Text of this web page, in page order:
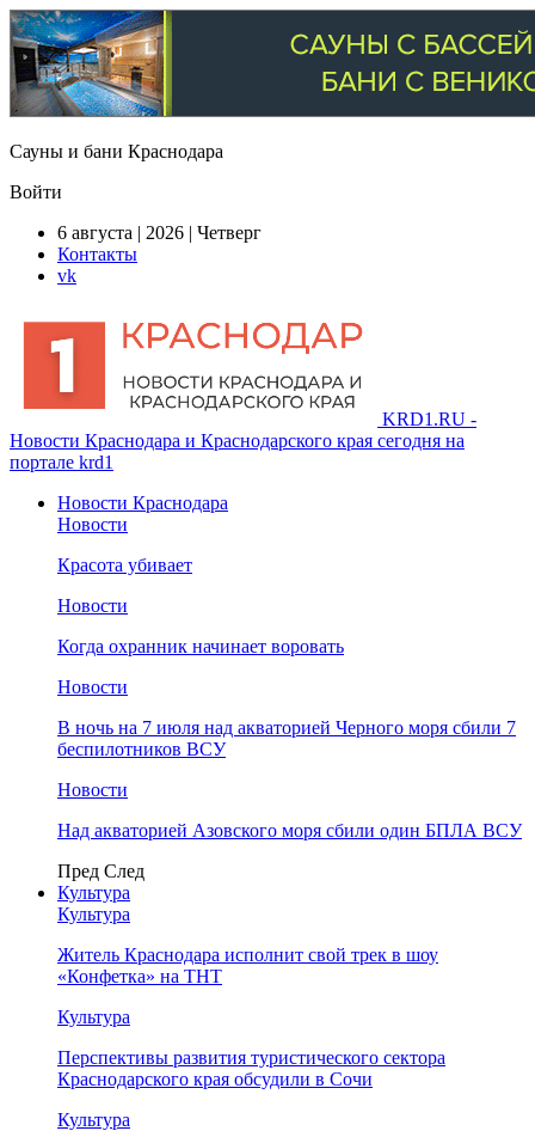
Сауны и бани Краснодара
Войти
6 августа | 2026 | Четверг
Контакты
vk
KRD1.RU -
Новости Краснодара и Краснодарского края сегодня на
портале krd1
Новости Краснодара
Новости
Красота убивает
Новости
Когда охранник начинает воровать
Новости
В ночь на 7 июля над акваторией Черного моря сбили 7
беспилотников ВСУ
Новости
Над акваторией Азовского моря сбили один БПЛА ВСУ
Пред След
Культура
Культура
Житель Краснодара исполнит свой трек в шоу
«Конфетка» на ТНТ
Культура
Перспективы развития туристического сектора
Краснодарского края обсудили в Сочи
Культура